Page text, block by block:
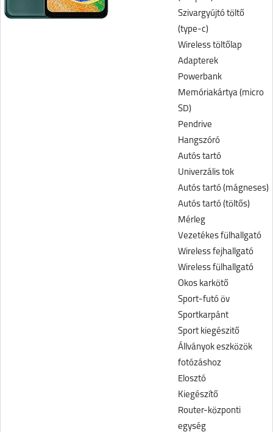
Szivargyújtó töltő
(type-c)
Wireless töltőlap
Adapterek
Powerbank
Memóriakártya (micro
SD)
Pendrive
Hangszóró
Autós tartó
Univerzális tok
Autós tartó (mágneses)
Autós tartó (töltős)
Mérleg
Vezetékes fülhallgató
Wireless fejhallgató
Wireless fülhallgató
Okos karkötő
Sport-futó öv
Sportkarpánt
Sport kiegészitő
Állványok eszközök
fotózáshoz
Elosztó
Kiegészítő
Router-központi
egység